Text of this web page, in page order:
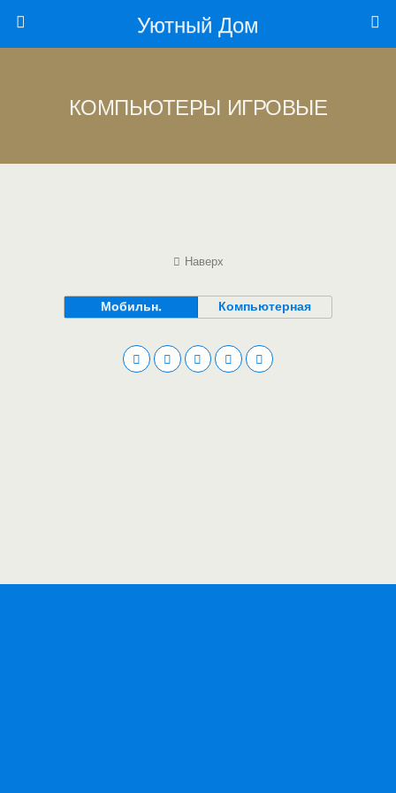
Уютный Дом
КОМПЬЮТЕРЫ ИГРОВЫЕ
Наверх
Мобильн. Компьютерная